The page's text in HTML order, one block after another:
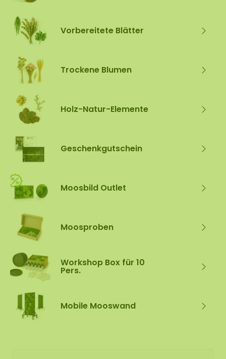
Vorbereitete Blätter
Trockene Blumen
Holz-Natur-Elemente
Geschenkgutschein
Moosbild Outlet
Moosproben
Workshop Box für 10
Pers.
Mobile Mooswand